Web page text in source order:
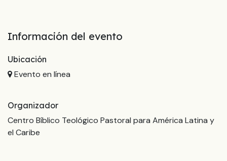
Información del evento
Ubicación
Evento en línea
Organizador
Centro Bíblico Teológico Pastoral para América Latina y
el Caribe